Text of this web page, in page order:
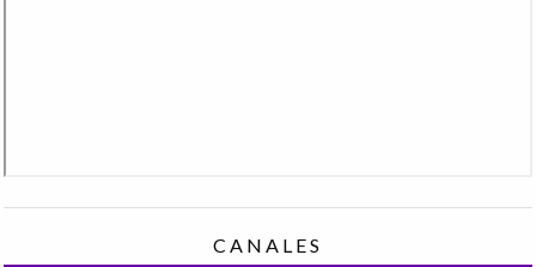
CANALES